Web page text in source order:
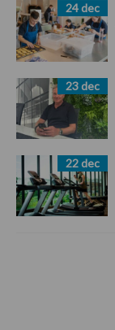
24 dec
23 dec
22 dec